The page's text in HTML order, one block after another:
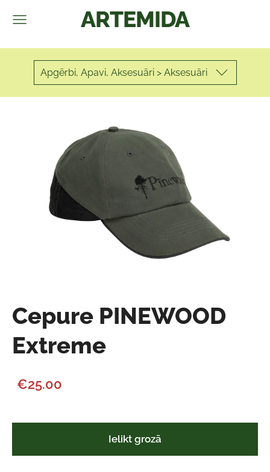
ARTEMIDA
Apgērbi, Apavi, Aksesuāri > Aksesuāri
Cepure PINEWOOD
Extreme
€25.00
Ielikt grozā